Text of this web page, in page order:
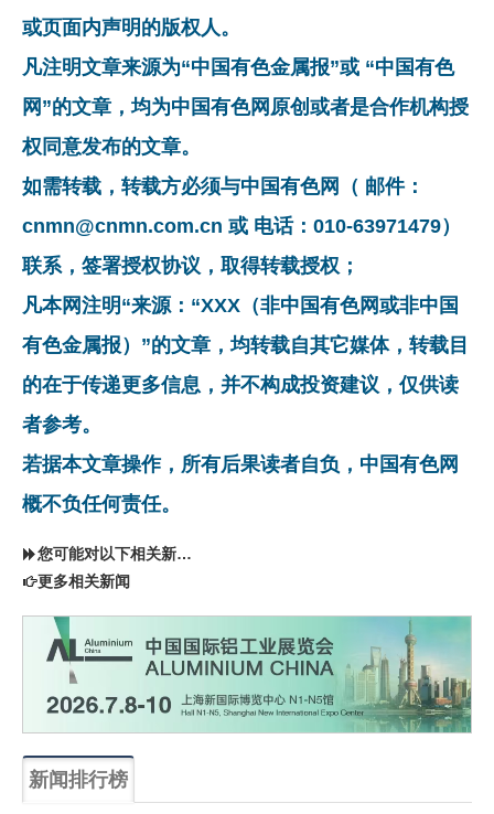
或页面内声明的版权人。
凡注明文章来源为“中国有色金属报”或 “中国有色
网”的文章，均为中国有色网原创或者是合作机构授
权同意发布的文章。
如需转载，转载方必须与中国有色网（ 邮件：
cnmn@cnmn.com.cn 或 电话：010-63971479）
联系，签署授权协议，取得转载授权；
凡本网注明“来源：“XXX（非中国有色网或非中国
有色金属报）”的文章，均转载自其它媒体，转载目
的在于传递更多信息，并不构成投资建议，仅供读
者参考。
若据本文章操作，所有后果读者自负，中国有色网
概不负任何责任。
您可能对以下相关新闻同样感兴趣
更多相关新闻
新闻排行榜